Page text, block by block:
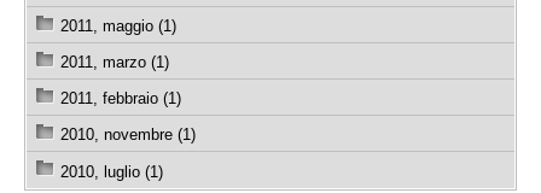
2011, maggio (1)
2011, marzo (1)
2011, febbraio (1)
2010, novembre (1)
2010, luglio (1)